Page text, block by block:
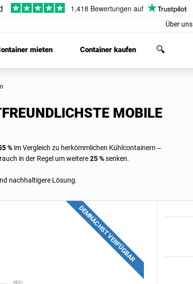
Über uns
mieten Container kaufen
MOBILE
% im Vergleich zu herkömmlichen Kühlcontainern –
in der Regel um weitere25 %senken.
nachhaltigere Lösung.
DEMNÄCHST VERFÜGBAR